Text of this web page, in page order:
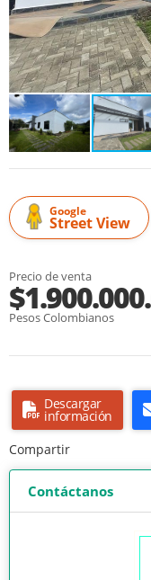
Google
Street View
Precio de venta
Pesos Colombianos
Descargar
información
Compartir
Contáctanos